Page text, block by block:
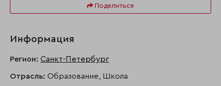
Поделиться
Информация
Регион: Санкт-Петербург
Отрасль: Образование, Школа